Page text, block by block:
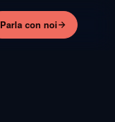
Parla con noi